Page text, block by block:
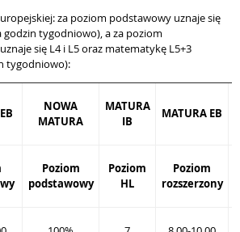
za poziom podstawowy uznaje się
godzin tygodniowo), a za poziom
się L4 i L5 oraz matematykę L5+3
tygodniowo):
NOWA
MATURA
MATURA
IB
MATURA EB
Poziom
podstawowy
Poziom
HL
Poziom
rozszerzony